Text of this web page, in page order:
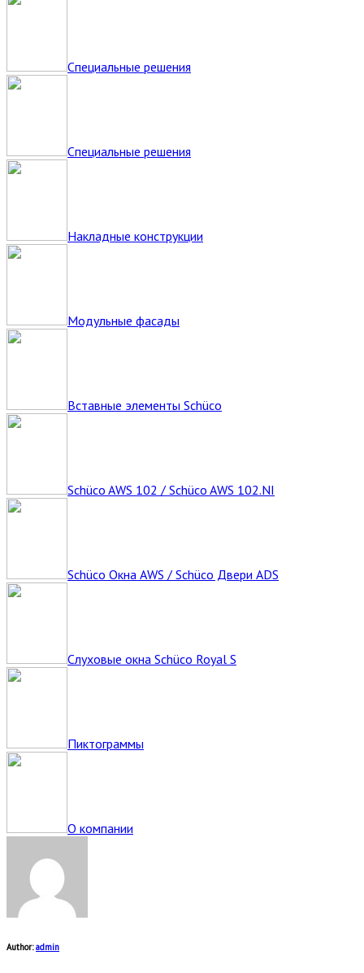
Специальные решения
Специальные решения
Накладные конструкции
Модульные фасады
Вставные элементы Schüco
Schüco AWS 102 / Schüco AWS 102.NI
Schüco Окна AWS / Schüco Двери ADS
Слуховые окна Schüco Royal S
Пиктограммы
О компании
Author:admin